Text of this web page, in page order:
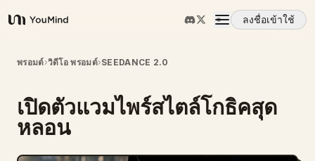
YouMind
ลงชื่อเข้าใช้
ภาพรวม
กรณีการใช้งาน
ทักษะ
พรอมต์›วิดีโอ พรอมต์›SEEDANCE 2.0
เปิดตัวแวมไพร์สไตล์โกธิคสุด
หลอน